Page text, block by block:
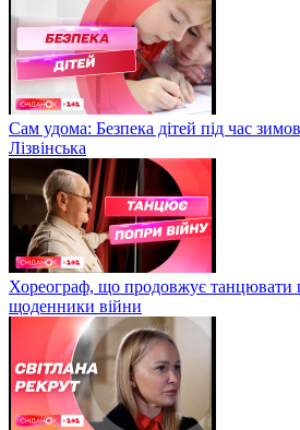
Сам удома: Безпека дітей під час
Лізвінська
Хореограф, що продовжує танцювати
щоденники війни